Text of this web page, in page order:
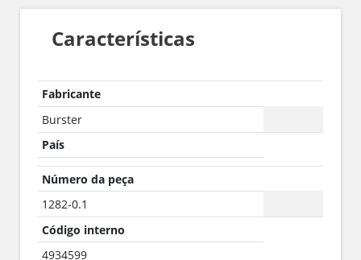
Características
Fabricante
Burster
País
Número da peça
1282-0.1
Código interno
4934599